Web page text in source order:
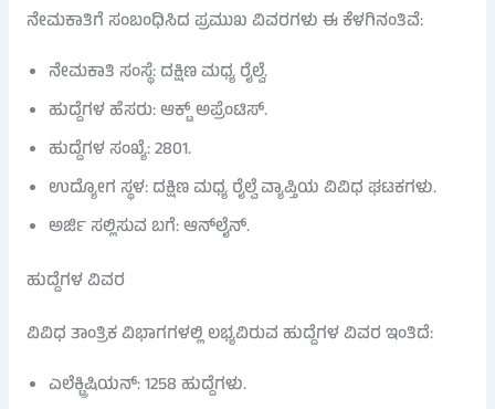
ನೇಮಕಾತಿಗೆ ಸಂಬಂಧಿಸಿದ ಪ್ರಮುಖ ವಿವರಗಳು ಈ ಕೆಳಗಿನಂತಿವೆ:
ನೇಮಕಾತಿ ಸಂಸ್ಥೆ: ದಕ್ಷಿಣ ಮಧ್ಯ ರೈಲ್ವೆ.
ಹುದ್ದೆಗಳ ಹೆಸರು: ಆಕ್ಟ್ ಅಪ್ರೆಂಟಿಸ್.
ಹುದ್ದೆಗಳ ಸಂಖ್ಯೆ: 2801.
ಉದ್ಯೋಗ ಸ್ಥಳ: ದಕ್ಷಿಣ ಮಧ್ಯ ರೈಲ್ವೆ ವ್ಯಾಪ್ತಿಯ ವಿವಿಧ ಘಟಕಗಳು.
ಅರ್ಜಿ ಸಲ್ಲಿಸುವ ಬಗೆ: ಆನ್‌ಲೈನ್.
ಹುದ್ದೆಗಳ ವಿವರ
ವಿವಿಧ ತಾಂತ್ರಿಕ ವಿಭಾಗಗಳಲ್ಲಿ ಲಭ್ಯವಿರುವ ಹುದ್ದೆಗಳ ವಿವರ ಇಂತಿದೆ:
ಎಲೆಕ್ಟ್ರಿಷಿಯನ್: 1258 ಹುದ್ದೆಗಳು.